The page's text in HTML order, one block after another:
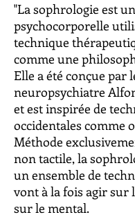
"La sophrologie est
psychocorporelle
technique
comme une
Elle a été conçue par
neuropsychiatre
et est inspirée de
occidentales comme
Méthode
non tactile, la
un ensemble de
vont à la fois agir sur
sur le mental.